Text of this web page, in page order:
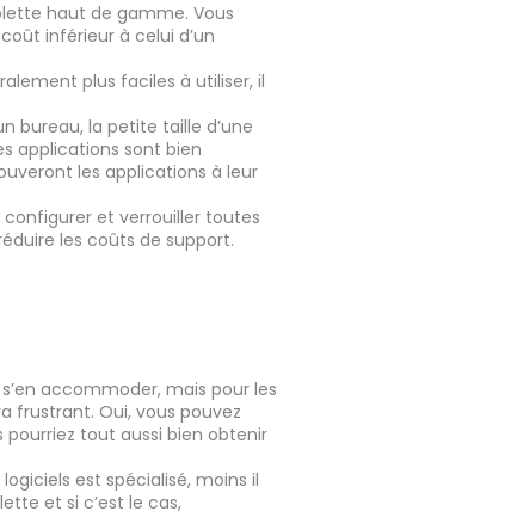
haut de gamme. Vous
inférieur à celui d’un
plus faciles à utiliser, il
bureau, la petite taille d’une
applications sont bien
les applications à leur
et verrouiller toutes
les coûts de support.
accommoder, mais pour les
frustrant. Oui, vous pouvez
pourriez tout aussi bien obtenir
est spécialisé, moins il
et si c’est le cas,